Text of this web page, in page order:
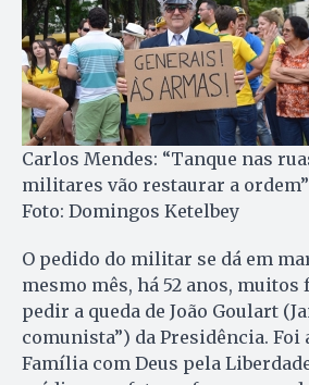
Carlos Mendes: “Tanque nas
militares vão restaurar a ordem”
Foto: Domingos Ketelbey
O pedido do militar se dá em
mesmo mês, há 52 anos, muitos
pedir a queda de João Goulart
comunista”) da Pre­si­dência. Foi
Família com Deus pela